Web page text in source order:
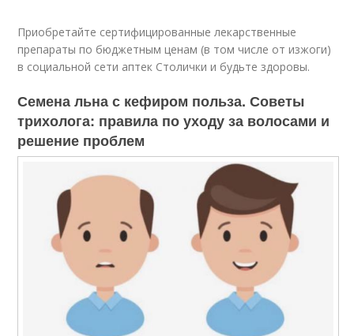
Приобретайте сертифицированные лекарственные
препараты по бюджетным ценам (в том числе от изжоги)
в социальной сети аптек Столички и будьте здоровы.
Семена льна с кефиром польза. Советы
трихолога: правила по уходу за волосами и
решение проблем